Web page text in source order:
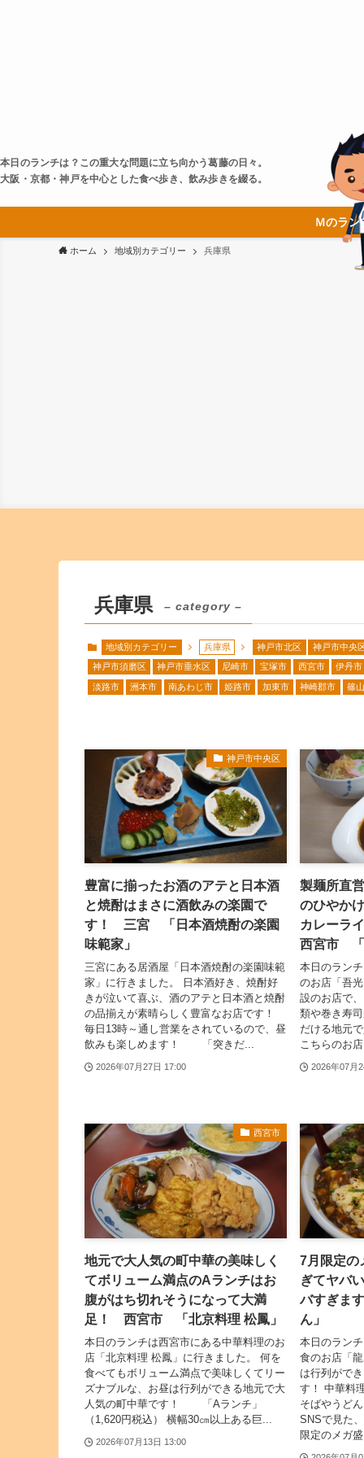
本日のランチは？この重大な問題に立ち向かう葛藤の日々。
大阪・京都・神戸を中心とした食べ歩き、飲み歩きを綴る。
Ｍのラン
ホーム 地域別カテゴリー 兵庫県
兵庫県 – category –
地域別カテゴリー 兵庫県 神戸市北区 神戸市中央
神戸市須磨区 神戸市垂水区 尼崎市 宝塚市 西宮市 伊丹市
淡路市 洲本市 南あわじ市 姫路市 加東市 神崎郡市 篠
神戸市中央区
豊富に揃ったお酒のアテと日本酒
と焼酎はまさに酒飲みの楽園で
す！ 三宮 「日本酒焼酎の楽園
味範家」
三宮にある居酒屋「日本酒焼酎の楽園味範
家」に行きました。 日本酒好き、焼酎好
きが泣いて喜ぶ、酒のアテと日本酒と焼酎
の品揃えが素晴らしく豊富なお店です！
毎日13時～通し営業をされているので、昼
飲みも楽しめます！ 「突きだ...
2026年07月27日 17:00
製麺所直
のひやか
カレーラ
西宮市
本日のラン
のお店「吾
設のお店で
類や巻き寿
だける地元
こちらのお
2026年07月
西宮市
地元で大人気の町中華の美味しく
てボリューム満点のAランチはお
腹がはち切れそうになって大満
足！ 西宮市 「北京料理 松鳳」
本日のランチは西宮市にある中華料理のお
店「北京料理 松鳳」に行きました。 何を
食べてもボリューム満点で美味しくてリー
ズナブルな、お昼は行列ができる地元で大
人気の町中華です！ 「Aランチ」
（1,620円税込） 横幅30㎝以上ある巨...
2026年07月13日 13:00
7月限定の
ぎてヤバ
バすぎま
ん」
本日のラン
食のお店「
は行列がで
す！ 中華料
そばやうど
SNSで見た
限定のメガ